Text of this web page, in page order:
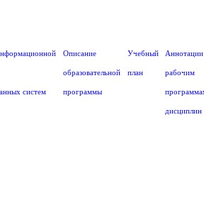
систем
Описание
образовательной
программы
Учебный
план
Аннотации
рабочим
дисциплин